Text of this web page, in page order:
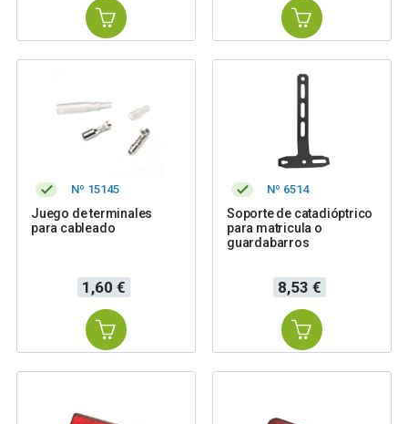
Nº 15145
Juego de terminales
para cableado
Precio
1,60 €
Nº 6514
Soporte de catadióptrico
para matricula o
guardabarros
Precio
8,53 €